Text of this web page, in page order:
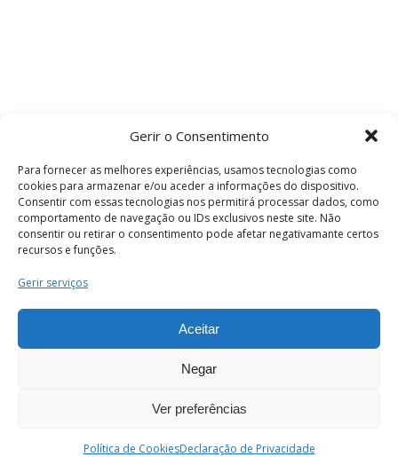
Gerir o Consentimento
Para fornecer as melhores experiências, usamos tecnologias como
cookies para armazenar e/ou aceder a informações do dispositivo.
Consentir com essas tecnologias nos permitirá processar dados, como
comportamento de navegação ou IDs exclusivos neste site. Não
consentir ou retirar o consentimento pode afetar negativamante certos
recursos e funções.
Gerir serviços
Aceitar
Negar
Ver preferências
Política de CookiesDeclaração de Privacidade
Termos e Condições
os direitos reservados.